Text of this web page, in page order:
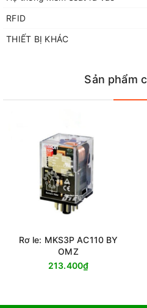
RFID
THIẾT BỊ KHÁC
Sản phẩm
Rơ le: MKS3P AC110 BY
OMZ
213.400₫